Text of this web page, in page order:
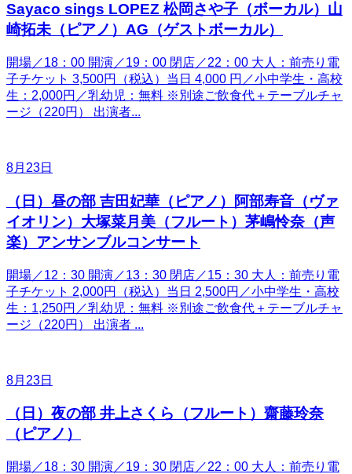
Sayaco sings LOPEZ 松岡さや子（ボーカル）山
崎拓未（ピアノ）AG（ゲストボーカル）
開場／18：00 開演／19：00 閉店／22：00 大人：前売り電
子チケット 3,500円（税込）当日 4,000 円／小中学生・高校
生：2,000円／乳幼児：無料 ※別途ご飲食代＋テーブルチャ
ージ（220円） 出演者...
8月23日
（日）昼の部 吉田妃華（ピアノ）阿部寿音（ヴァ
イオリン）大塚菜月美（フルート）茅嶋怜奈（声
楽）アンサンブルコンサート
開場／12：30 開演／13：30 閉店／15：30 大人：前売り電
子チケット 2,000円（税込）当日 2,500円／小中学生・高校
生：1,250円／乳幼児：無料 ※別途ご飲食代＋テーブルチャ
ージ（220円） 出演者 ...
8月23日
（日）夜の部 井上さくら（フルート）齋藤玲奈
（ピアノ）
開場／18：30 開演／19：30 閉店／22：00 大人：前売り電